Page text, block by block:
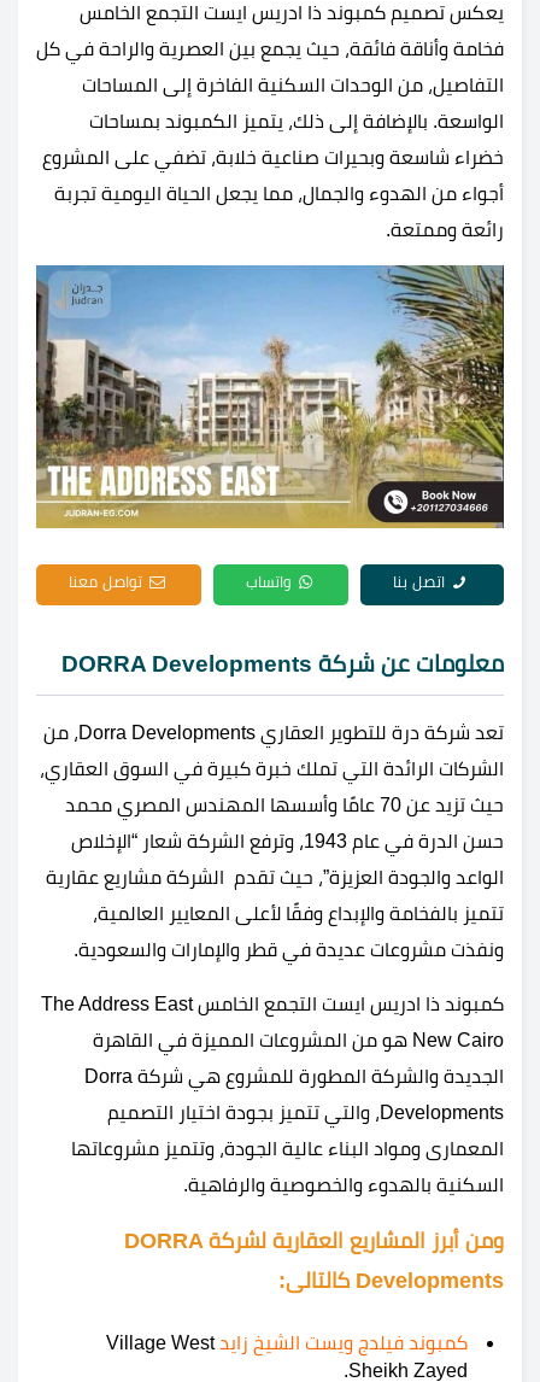
يعكس تصميم كمبوند ذا ادريس ايست التجمع الخامس
فخامة وأناقة فائقة، حيث يجمع بين العصرية والراحة في كل
التفاصيل، من الوحدات السكنية الفاخرة إلى المساحات
الواسعة. بالإضافة إلى ذلك، يتميز الكمبوند بمساحات
خضراء شاسعة وبحيرات صناعية خلابة، تضفي على المشروع
أجواء من الهدوء والجمال، مما يجعل الحياة اليومية تجربة
رائعة وممتعة.
اتصل بنا واتساب تواصل معنا
معلومات عن شركة DORRA Developments
تعد شركة درة للتطوير العقاري Dorra Developments، من
الشركات الرائدة التي تملك خبرة كبيرة في السوق العقاري،
حيث تزيد عن 70 عامًا وأسسها المهندس المصري محمد
حسن الدرة في عام 1943، وترفع الشركة شعار “الإخلاص
الواعد والجودة العزيزة”، حيث تقدم الشركة مشاريع عقارية
تتميز بالفخامة والإبداع وفقًا لأعلى المعايير العالمية،
ونفذت مشروعات عديدة في قطر والإمارات والسعودية.
كمبوند ذا ادريس ايست التجمع الخامس The Address East
New Cairo هو من المشروعات المميزة في القاهرة
الجديدة والشركة المطورة للمشروع هي شركة Dorra
Developments، والتي تتميز بجودة اختيار التصميم
المعمارى ومواد البناء عالية الجودة، وتتميز مشروعاتها
السكنية بالهدوء والخصوصية والرفاهية.
ومن أبرز المشاريع العقارية لشركة DORRA
Developments كالتالى:
كمبوند فيلدج ويست الشيخ زايد Village West
Sheikh Zayed.